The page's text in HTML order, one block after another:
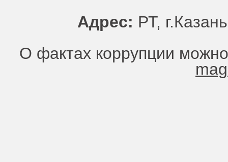
Адрес: РТ,
О фактах коррупции